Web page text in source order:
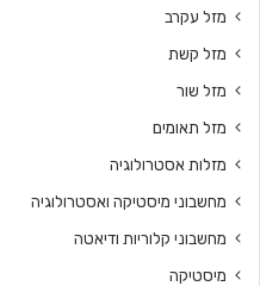
מזל עקרב
מזל קשת
מזל שור
מזל תאומים
מזלות אסטרולוגיה
מחשבוני מיסטיקה ואסטרולוגיה
מחשבוני קלוריות ודיאטה
מיסטיקה